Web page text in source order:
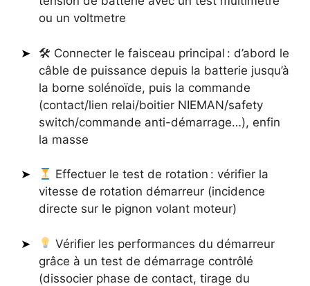
ou un voltmetre
🛠 Connecter le faisceau principal : d’abord le
câble de puissance depuis la batterie jusqu’à
la borne solénoïde, puis la commande
(contact/lien relai/boitier NIEMAN/safety
switch/commande anti-démarrage…), enfin
la masse
Effectuer le test de rotation : vérifier la
vitesse de rotation démarreur (incidence
directe sur le pignon volant moteur)
Vérifier les performances du démarreur
grâce à un test de démarrage contrôlé
(dissocier phase de contact, tirage du